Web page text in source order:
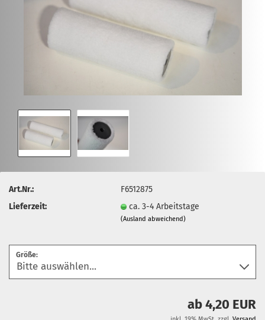
Art.Nr.:
F6512875
Lieferzeit:
ca. 3-4 Arbeitstage
(Ausland abweichend)
Größe:
ab 4,20 EUR